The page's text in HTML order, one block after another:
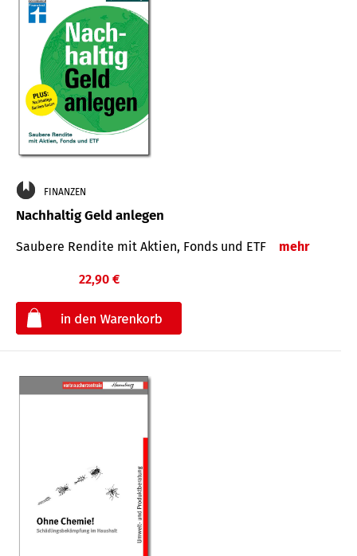
FINANZEN
Nachhaltig Geld anlegen
Saubere Rendite mit Aktien, Fonds und ETF mehr
22,90 €